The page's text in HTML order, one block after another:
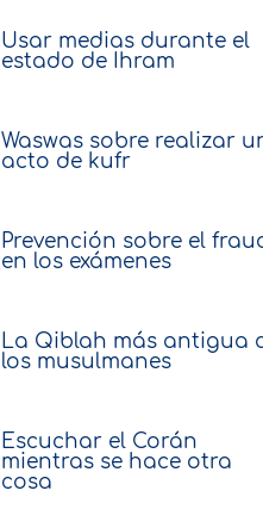
Usar medias durante el
estado de Ihram
Waswas sobre realizar
acto de kufr
Prevención sobre el
en los exámenes
La Qiblah más antigua
los musulmanes
Escuchar el Corán
mientras se hace otra
cosa